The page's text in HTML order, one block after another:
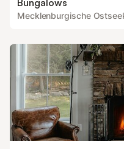
Bungalows
Mecklenburgische